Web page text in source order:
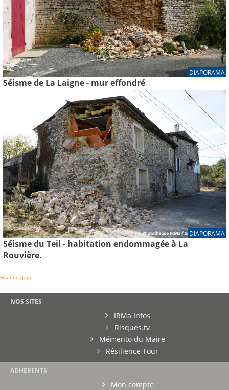
DIAPORAMA
Séisme de La Laigne - mur effondré
DIAPORAMA
Séisme du Teil - habitation endommagée à La
Rouvière.
Haut de page
NOS SITES
IRMa Infos
Risques.tv
Mémento du Maire
Résilience Tour
ADHERENTS
Mon compte